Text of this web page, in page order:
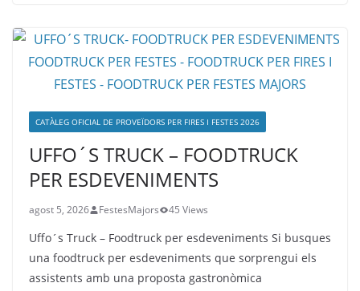
CATÀLEG OFICIAL DE PROVEÏDORS PER FIRES I FESTES 2026
UFFO´S TRUCK – FOODTRUCK
PER ESDEVENIMENTS
agost 5, 2026 FestesMajors 45 Views
Uffo´s Truck – Foodtruck per esdeveniments Si busques
una foodtruck per esdeveniments que sorprengui els
assistents amb una proposta gastronòmica